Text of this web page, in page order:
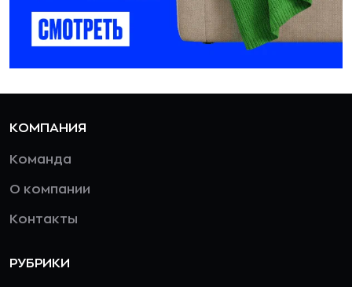
КОМПАНИЯ
Команда
О компании
Контакты
РУБРИКИ